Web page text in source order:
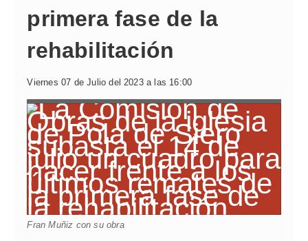
primera fase de la
rehabilitación
Viernes 07 de Julio del 2023 a las 16:00
Fran Muñiz con su obra